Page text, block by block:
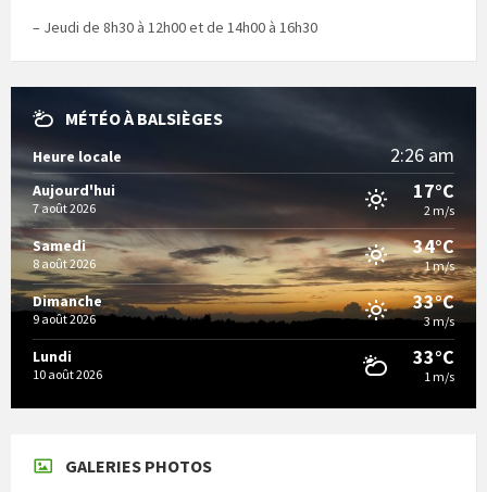
– Jeudi de 8h30 à 12h00 et de 14h00 à 16h30
MÉTÉO À BALSIÈGES
Heure locale 2:26 am
Aujourd'hui
7 août 2026
17°C
2 m/s
Samedi
8 août 2026
34°C
1 m/s
Dimanche
9 août 2026
33°C
3 m/s
Lundi
10 août 2026
33°C
1 m/s
GALERIES PHOTOS